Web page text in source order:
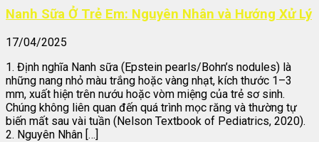
Nanh Sữa Ở Trẻ Em: Nguyên Nhân và Hướng Xử Lý
17/04/2025
1. Định nghĩa Nanh sữa (Epstein pearls/Bohn’s nodules) là
những nang nhỏ màu trắng hoặc vàng nhạt, kích thước 1–3
mm, xuất hiện trên nướu hoặc vòm miệng của trẻ sơ sinh.
Chúng không liên quan đến quá trình mọc răng và thường tự
biến mất sau vài tuần (Nelson Textbook of Pediatrics, 2020).
2. Nguyên Nhân […]